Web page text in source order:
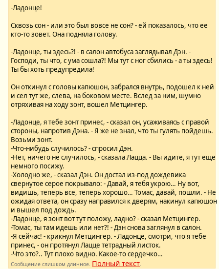
-Ладонце!
Сквозь сон - или это был вовсе не сон? - ей показалось, что ее
кто-то зовет. Она подняла голову.
-Ладонце, ты здесь?! - в салон автобуса заглядывал Дэн. -
Господи, ты что, с ума сошла?! Мы тут с ног сбились - а ты здесь!
Ты бы хоть предупредила!
Он откинул с головы капюшон, забрался внутрь, подошел к ней
и сел тут же, слева, на боковом месте. Вслед за ним, шумно
отряхивая на ходу зонт, вошел Метцингер.
-Ладонце, я тебе зонт принес, - сказал он, усаживаясь с правой
стороны, напротив Дэна. - Я же не знал, что ты гулять пойдешь.
Возьми зонт.
-Что-нибудь случилось? - спросил Дэн.
-Нет, ничего не случилось, - сказала Лацца. - Вы идите, я тут еще
немного посижу.
-Холодно же, - сказал Дэн. Он достал из-под дождевика
свернутое серое покрывало: - Давай, я тебя укрою… Ну вот,
видишь, теперь все, теперь хорошо… Томас, давай, пошли. - Не
ожидая ответа, он сразу направился к дверям, накинул капюшон
и вышел под дождь.
-Ладонце, я зонт вот тут положу, ладно? - сказал Метцингер.
-Томас, ты там идешь или нет?! - Дэн снова заглянул в салон.
-Я сейчас! - крикнул Метцингер. - Ладонце, смотри, что я тебе
принес, - он протянул Лацце тетрадный листок.
-Что это?.. Тут плохо видно. Какое-то сердечко…
Сообщение слишком длинное. Полный текст.